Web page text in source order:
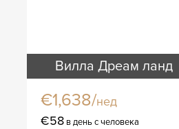
Вилла Дреам ланд
€1,638/нед
€58 в день с человека